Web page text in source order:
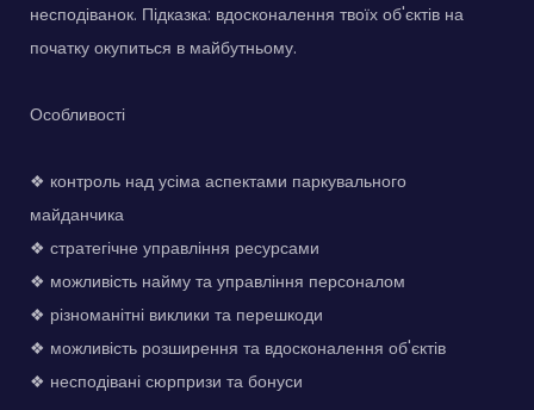
несподіванок. Підказка: вдосконалення твоїх об'єктів на
початку окупиться в майбутньому.
Особливості
❖ контроль над усіма аспектами паркувального
майданчика
❖ стратегічне управління ресурсами
❖ можливість найму та управління персоналом
❖ різноманітні виклики та перешкоди
❖ можливість розширення та вдосконалення об'єктів
❖ несподівані сюрпризи та бонуси